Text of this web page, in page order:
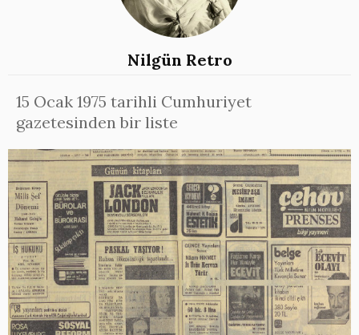
Nilgün Retro
15 Ocak 1975 tarihli Cumhuriyet
gazetesinden bir liste